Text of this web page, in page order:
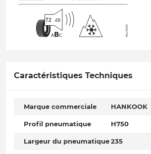
Caractéristiques Techniques
Marque commerciale HANKOOK
Profil pneumatique H750
Largeur du pneumatique235